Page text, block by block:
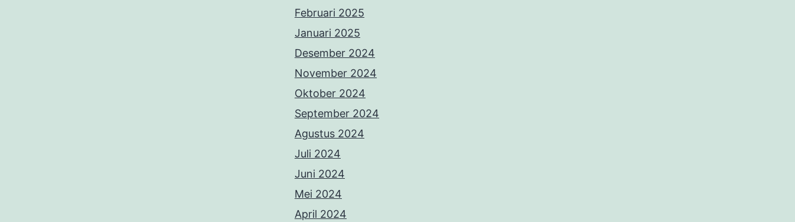
Februari 2025
Januari 2025
Desember 2024
November 2024
Oktober 2024
September 2024
Agustus 2024
Juli 2024
Juni 2024
Mei 2024
April 2024